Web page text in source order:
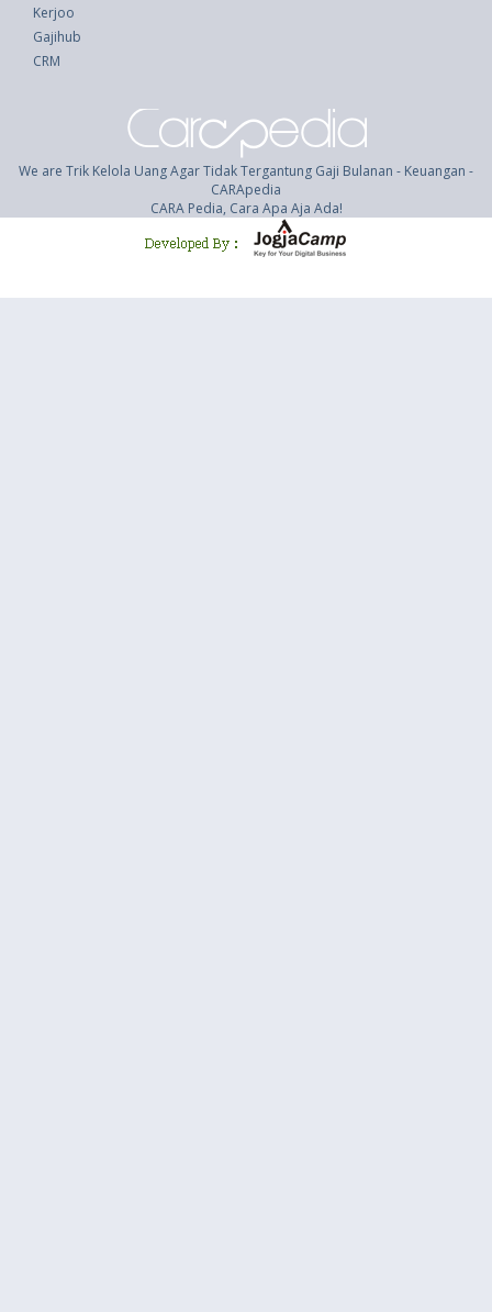
Kerjoo
Gajihub
CRM
We are Trik Kelola Uang Agar Tidak Tergantung Gaji Bulanan - Keuangan -
CARApedia
CARA Pedia, Cara Apa Aja Ada!